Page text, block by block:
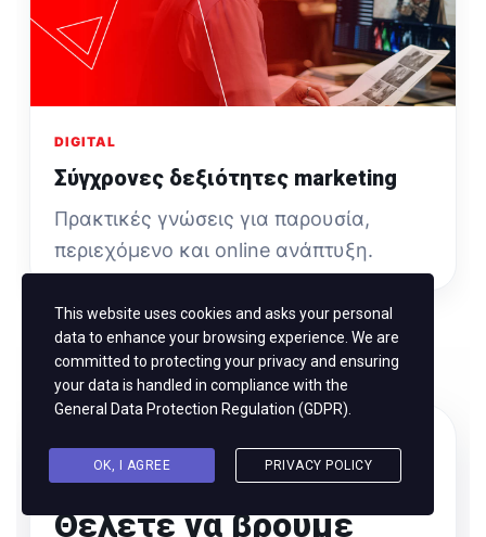
DIGITAL
Σύγχρονες δεξιότητες marketing
Πρακτικές γνώσεις για παρουσία,
περιεχόμενο και online ανάπτυξη.
Θέλετε να βρούμε
This website uses cookies and asks your personal
data to enhance your browsing experience. We are
committed to protecting your privacy and ensuring
your data is handled in compliance with the
General Data Protection Regulation (GDPR)
OK, I AGREE PRIVACY POLICY